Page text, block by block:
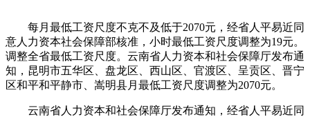
每月最低工资尺度不克不及低于2070元，经省人平易近同
意人力资本社会保障部核准，小时最低工资尺度调整为19元。
调整全省最低工资尺度。云南省人力资本和社会保障厅发布通
知，昆明市五华区、盘龙区、西山区、官渡区、呈贡区、晋宁
区和平和平静市、嵩明县月最低工资尺度调整为2070元。
云南省人力资本和社会保障厅发布通知，经省人平易近同